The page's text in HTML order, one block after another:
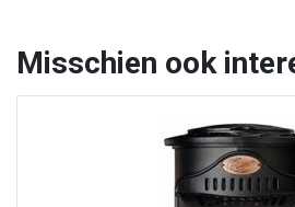
Misschien ook